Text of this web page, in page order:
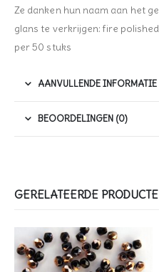
Ze danken hun naam aan het
glans te verkrijgen: fire polished
per 50 stuks
AANVULLENDE INFORMATIE
BEOORDELINGEN (0)
GERELATEERDE